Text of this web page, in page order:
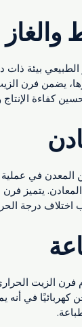
والغاز
بيئة
يضمن فرن
كفاءة الإنتاج
في عملية
المعادن.
اختلاف درجة
الزيت
في أنه